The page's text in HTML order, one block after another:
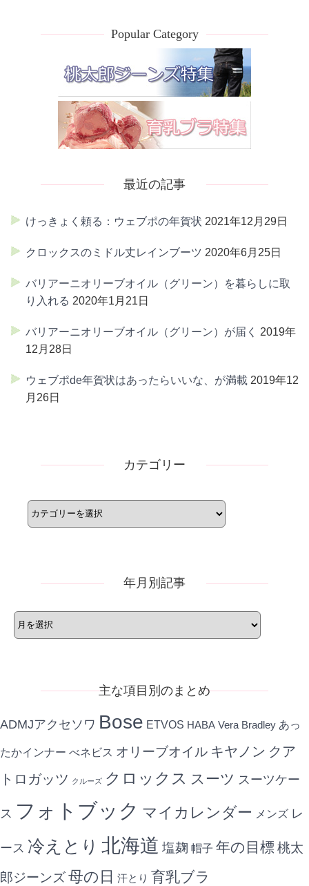
Popular Category
最近の記事
けっきょく頼る：ウェブポの年賀状 2021年12月29日
クロックスのミドル丈レインブーツ 2020年6月25日
バリアーニオリーブオイル（グリーン）を暮らしに取
り入れる 2020年1月21日
バリアーニオリーブオイル（グリーン）が届く
2019年
12月28日
ウェブポde年賀状はあったらいいな、が満載 2019年12
月26日
カテゴリー
年月別記事
主な項目別のまとめ
ADMJアクセソワ Bose ETVOS HABA Vera Bradley あっ
たかインナー べネビス オリーブオイル キヤノン クア
トロガッツ クルーズ クロックス スーツ スーツケー
ス フォトブック マイカレンダー メンズ レ
ース 冷えとり 北海道 塩麹 帽子 年の目標 桃太
郎ジーンズ母の日 汗とり 育乳ブラ